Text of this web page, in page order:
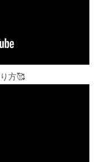
方🥰